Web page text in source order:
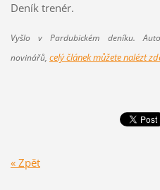
Deník trenér.
Vyšlo v Pardubickém deníku.
novinářů, celý článek můžete nalézt
« Zpět